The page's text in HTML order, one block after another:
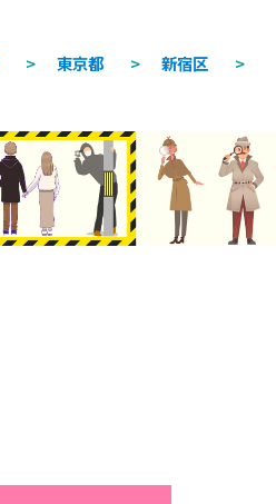
> 東京都 > 新宿区
>